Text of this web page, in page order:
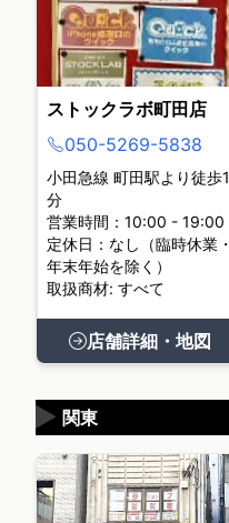
ストックラボ町田店
050-5269-5838
小田急線 町田駅より徒歩1
分
営業時間：10:00 - 19:00
定休日：なし（臨時休業・
年末年始を除く）
取扱商材: すべて
店舗詳細・地図
関東
▶